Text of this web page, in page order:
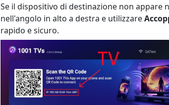
Se il dispositivo di destinazione non appare
nell'angolo in alto a destra e utilizzare
rapido e sicuro.